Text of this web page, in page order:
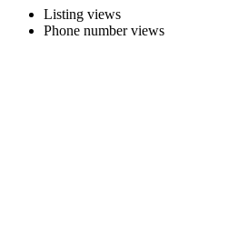
Listing views
Phone number views